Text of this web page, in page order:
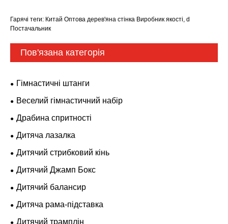
Гарячі теги: Китай Оптова дерев'яна стінка Виробник якості, d
Постачальник
Пов'язана категорія
Гімнастичні штанги
Веселий гімнастичний набір
Драбина спритності
Дитяча лазалка
Дитячий стрибковий кінь
Дитячий Джамп Бокс
Дитячий балансир
Дитяча рама-підставка
Дитячий трамплін